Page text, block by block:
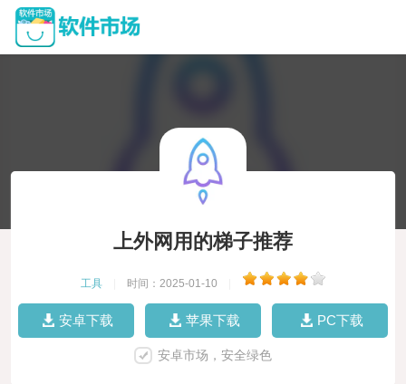
上外网用的梯子推荐
工具 时间：2025-01-10
安卓下载 苹果下载 PC下载
安卓市场，安全绿色